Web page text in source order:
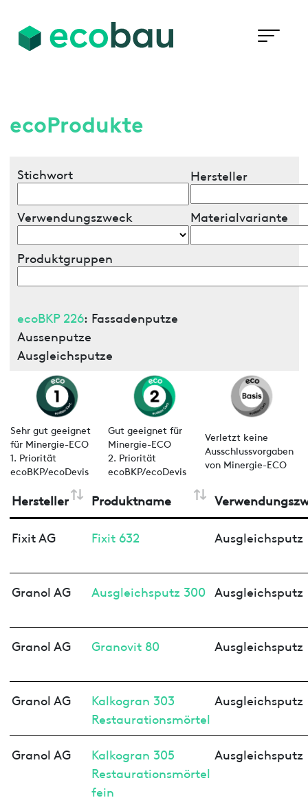
ecoProdukte
Stichwort Hersteller
Verwendungszweck Materialvariante
Produktgruppen
ecoBKP 226: Fassadenputze
Aussenputze
Ausgleichsputze
Sehr gut geeignet
für Minergie-ECO
1. Priorität
ecoBKP/ecoDevis
Gut geeignet für
Minergie-ECO
2. Priorität
ecoBKP/ecoDevis
Verletzt keine
Ausschlussvorgaben
von Minergie-ECO
Hersteller Produktname
Fixit AG Fixit 632 Ausgleichsputz
Granol AG Ausgleichsputz 300 Ausgleichsputz
Granol AG Granovit 80 Ausgleichsputz
Granol AG
Kalkogran 303
Restaurationsmörtel
Ausgleichsputz
Granol AG
Kalkogran 305
Restaurationsmörtel
fein
Ausgleichsputz